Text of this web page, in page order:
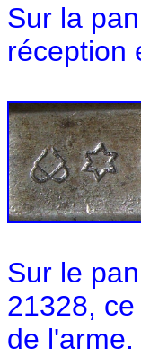
Sur la
réception
Sur le
21328,
de l'arme.